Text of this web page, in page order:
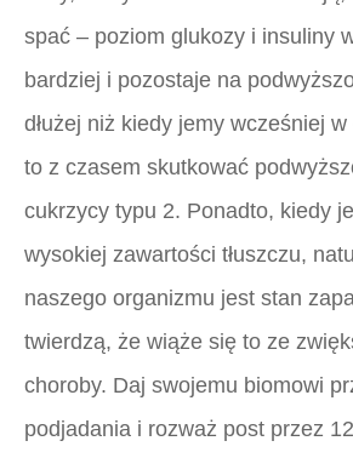
spać – poziom glukozy i insuliny
bardziej i pozostaje na
dłużej niż kiedy jemy wcześniej
to z czasem skutkować
cukrzycy typu 2. Ponadto, kiedy
wysokiej zawartości tłuszczu,
naszego organizmu jest stan
twierdzą, że wiąże się to ze
choroby. Daj swojemu biomowi
podjadania i rozważ post przez